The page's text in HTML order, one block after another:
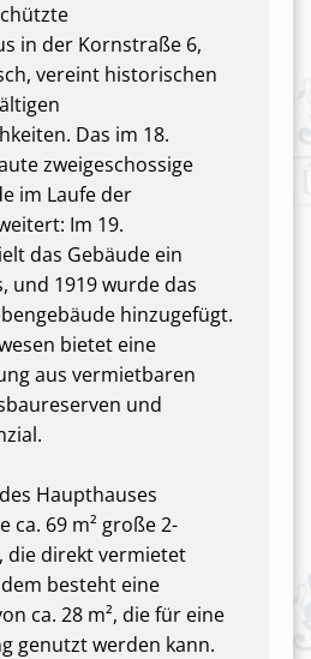
in der Kornstraße 6,
vereint historischen
Das im 18.
zweigeschossige
im Laufe der
Im 19.
das Gebäude ein
und 1919 wurde das
hinzugefügt.
bietet eine
aus vermietbaren
und
Haupthauses
ca. 69 m² große 2-
die direkt vermietet
besteht eine
ca. 28 m², die für eine
genutzt werden kann.